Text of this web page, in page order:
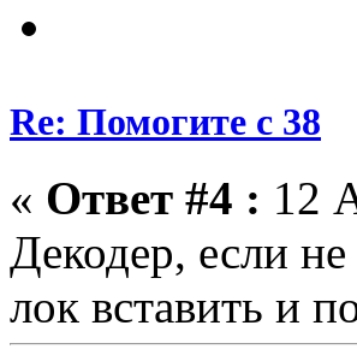
Re: Помогите с 38
« Ответ #4 : 12
Декодер, если
лок вставить и